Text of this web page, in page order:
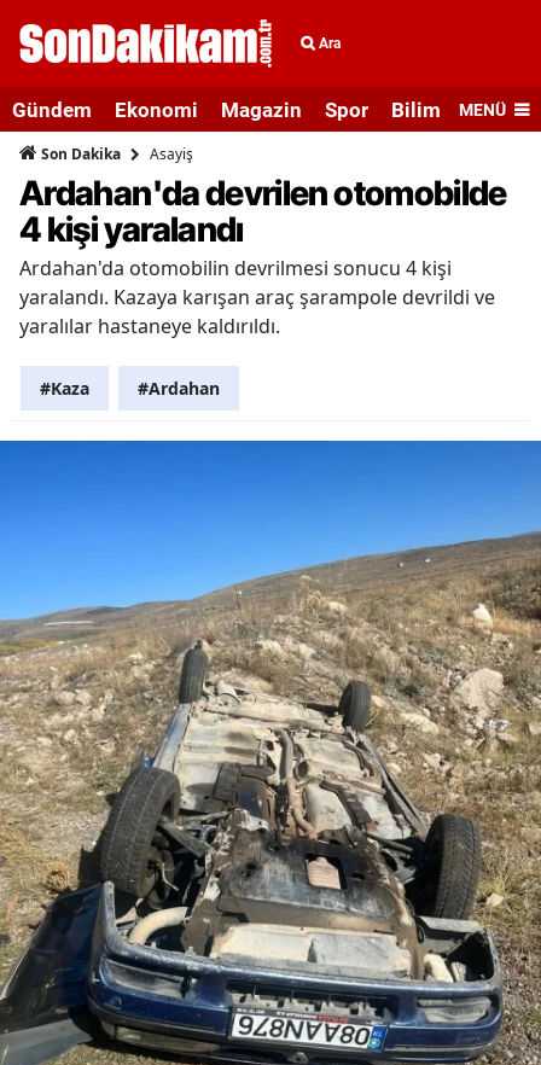
Ara
Gündem Ekonomi Magazin Spor Bilim veMENÜ
Son Dakika Asayiş
Ardahan'da devrilen otomobilde
4 kişi yaralandı
Ardahan'da otomobilin devrilmesi sonucu 4 kişi
yaralandı. Kazaya karışan araç şarampole devrildi ve
yaralılar hastaneye kaldırıldı.
#Kaza #Ardahan